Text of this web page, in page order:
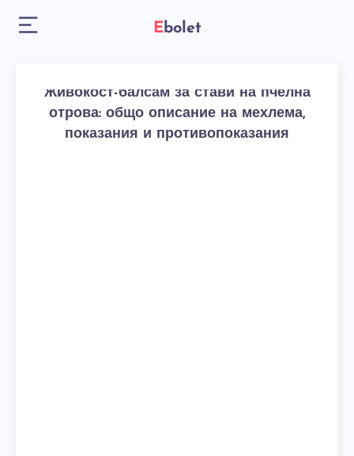
Ebolet
Живокост-балсам за стави на пчелна
отрова: общо описание на мехлема,
показания и противопоказания